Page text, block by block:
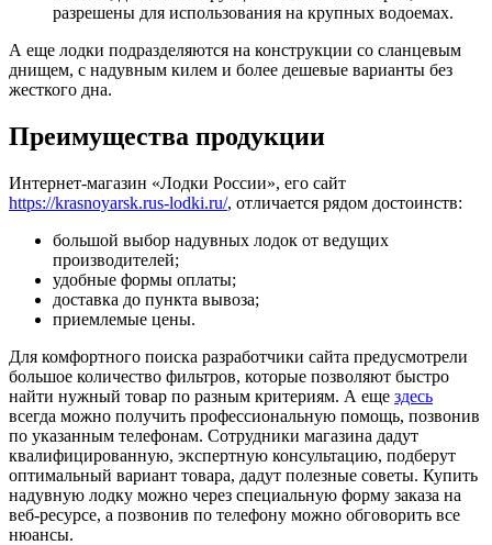
разрешены для использования на крупных водоемах.
А еще лодки подразделяются на конструкции со сланцевым
днищем, с надувным килем и более дешевые варианты без
жесткого дна.
Преимущества продукции
Интернет-магазин «Лодки России», его сайт
https://krasnoyarsk.rus-lodki.ru/, отличается рядом достоинств:
большой выбор надувных лодок от ведущих
производителей;
удобные формы оплаты;
доставка до пункта вывоза;
приемлемые цены.
Для комфортного поиска разработчики сайта предусмотрели
большое количество фильтров, которые позволяют быстро
найти нужный товар по разным критериям. А еще здесь
всегда можно получить профессиональную помощь, позвонив
по указанным телефонам. Сотрудники магазина дадут
квалифицированную, экспертную консультацию, подберут
оптимальный вариант товара, дадут полезные советы. Купить
надувную лодку можно через специальную форму заказа на
веб-ресурсе, а позвонив по телефону можно обговорить все
нюансы.